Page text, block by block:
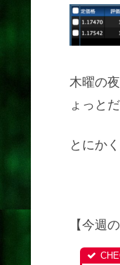
木曜の
ょっと
とにか
【今週